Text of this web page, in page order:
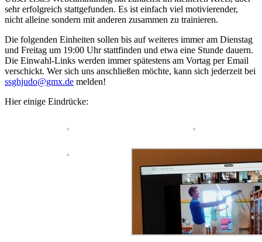
sehr erfolgreich stattgefunden. Es ist einfach viel motivierender,
nicht alleine sondern mit anderen zusammen zu trainieren.
Die folgenden Einheiten sollen bis auf weiteres immer am Dienstag
und Freitag um 19:00 Uhr stattfinden und etwa eine Stunde dauern.
Die Einwahl-Links werden immer spätestens am Vortag per Email
verschickt. Wer sich uns anschließen möchte, kann sich jederzeit bei
ssghjudo@gmx.de melden!
Hier einige Eindrücke: